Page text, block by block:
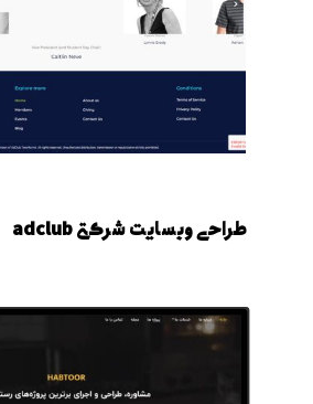
طراحی وبسایت شرکتی adclub